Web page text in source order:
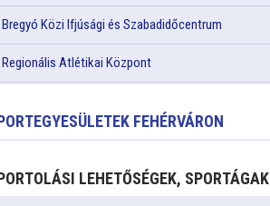
Bregyó Közi Ifjúsági és Szabadidőcentrum
Regionális Atlétikai Központ
FEHÉRVÁRON
LEHETŐSÉGEK, SPORTÁGAK